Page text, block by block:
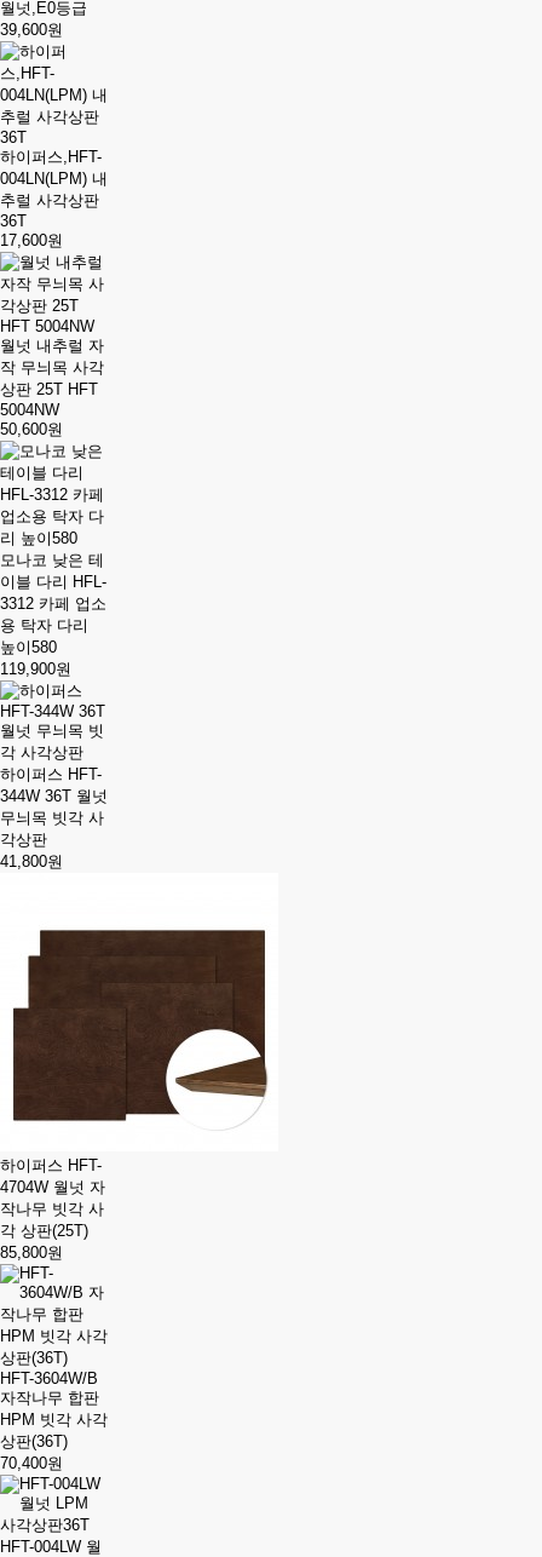
월넛,E0등급
39,600원
하이퍼스,HFT-
004LN(LPM) 내
추럴 사각상판
36T
17,600원
월넛 내추럴 자
작 무늬목 사각
상판 25T HFT
5004NW
50,600원
모나코 낮은 테
이블 다리 HFL-
3312 카페 업소
용 탁자 다리
높이580
119,900원
하이퍼스 HFT-
344W 36T 월넛
무늬목 빗각 사
각상판
41,800원
하이퍼스 HFT-
4704W 월넛 자
작나무 빗각 사
각 상판(25T)
85,800원
HFT-3604W/B
자작나무 합판
HPM 빗각 사각
상판(36T)
70,400원
HFT-004LW 월